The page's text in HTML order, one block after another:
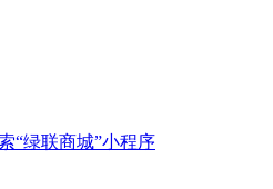
“绿联商城”小程序